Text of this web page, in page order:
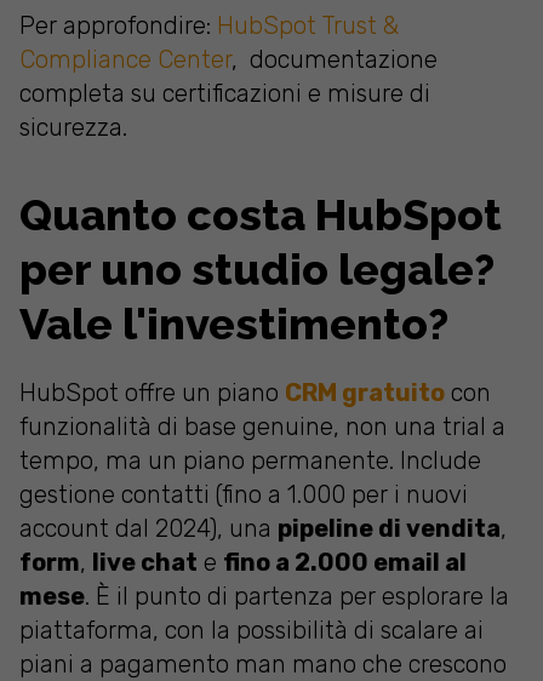
Per approfondire: HubSpot Trust &
Compliance Center, documentazione
completa su certificazioni e misure di
sicurezza.
Quanto costa HubSpot
per uno studio legale?
Vale l'investimento?
HubSpot offre un piano CRM gratuito con
funzionalità di base genuine, non una trial a
tempo, ma un piano permanente. Include
gestione contatti (fino a 1.000 per i nuovi
account dal 2024), una pipeline di vendita,
form, live chat e fino a 2.000 email al
mese. È il punto di partenza per esplorare la
piattaforma, con la possibilità di scalare ai
piani a pagamento man mano che crescono